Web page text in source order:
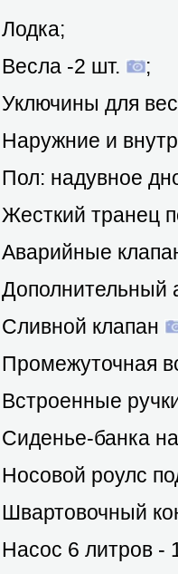
Лодка;
Весла -2 шт.
;
Уключины для
Наружние и
Пол: надувное
Жесткий транец
Аварийные
Дополнительный
Сливной клапан
Промежуточная
Встроенные
Сиденье-банка
Носовой роулс
Швартовочный
Насос 6 литров -